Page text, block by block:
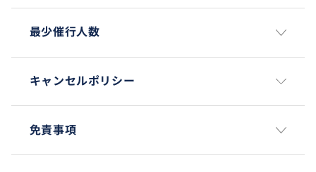
最少催行人数
キャンセルポリシー
免責事項